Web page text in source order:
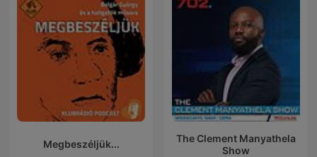
Megbeszéljük...
The Clement Manyathela
Show